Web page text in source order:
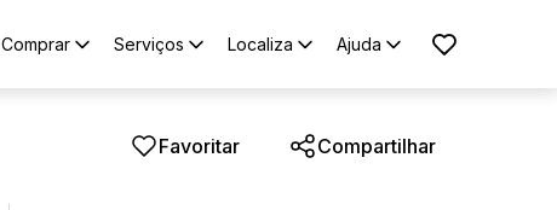
Comprar Serviços Localiza Ajuda
Favoritar Compartilhar